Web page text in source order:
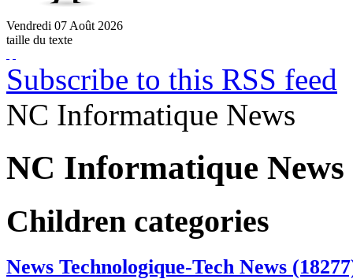
Vendredi 07 Août 2026
taille du texte
Subscribe to this RSS feed
NC Informatique News
NC Informatique News
Children categories
News Technologique-Tech News